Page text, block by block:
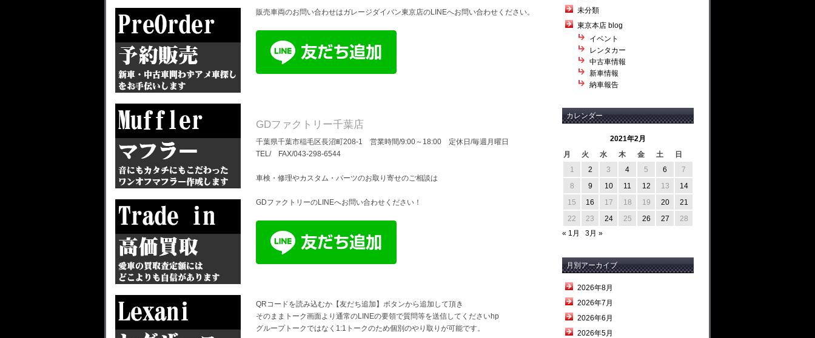
販売車両のお問い合わせはガレージダイバン東京店のLINEへお問い合わせください。
GDファクトリー千葉店
千葉県千葉市稲毛区長沼町208-1 営業時間/9:00～18:00 定休日/毎週月曜日
TEL/ FAX/043-298-6544
車検・修理やカスタム・パーツのお取り寄せのご相談は
GDファクトリーのLINEへお問い合わせください！
QRコードを読み込むか【友だち追加】ボタンから追加して頂き
そのままトーク画面より通常のLINEの要領で質問等を送信してくださいhp
グループトークではなく1:1トークのため個別のやり取りが可能です。
未分類
東京本店 blog
イベント
レンタカー
中古車情報
新車情報
納車報告
カレンダー
2021年2月
月
火 水 木 金 土
日
1
2 3 4 5 6
7
8
9 10 11 12 13
14
15
16 17 18 19 20
21
22
23 24 25 26 27
28
« 1月
3月 »
月別アーカイブ
2026年8月
2026年7月
2026年6月
2026年5月